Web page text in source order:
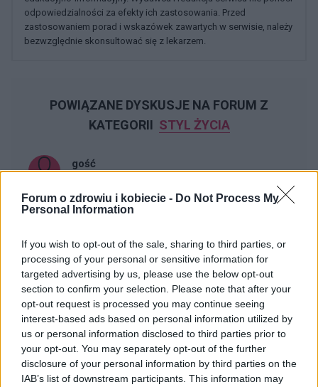
Forum o zdrowiu i kobiecie - Do Not Process My
Personal Information
If you wish to opt-out of the sale, sharing to third parties, or
processing of your personal or sensitive information for
targeted advertising by us, please use the below opt-out
section to confirm your selection. Please note that after your
opt-out request is processed you may continue seeing
interest-based ads based on personal information utilized by
us or personal information disclosed to third parties prior to
your opt-out. You may separately opt-out of the further
disclosure of your personal information by third parties on the
IAB’s list of downstream participants. This information may
odpowiedzialności za efekty ich zastosowania. Przed
zastosowaniem porad i wskazówek zawartych w serwisie, należy
bezwzględnie skonsultować się z lekarzem.
POWIĄZANE DYSKUSJE NA FORUM Z
KATEGORII STYL ŻYCIA
gość
Widziałyście albo może kupiłyście sobie jakąś fajną,
stylową, czarną bluzkę? Szukam, szukam i znaleźć nie
mogę a bardzo takiej potrzebuje :(
poison_ivy
Forum:Moda i styl życia